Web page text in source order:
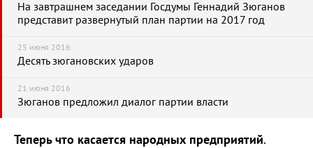
На завтрашнем заседании Госдумы Геннадий Зюганов
представит развернутый план партии на 2017 год
25 июня 2016
Десять зюгановских ударов
21 июня 2016
Зюганов предложил диалог партии власти
Теперь что касается народных предприятий.